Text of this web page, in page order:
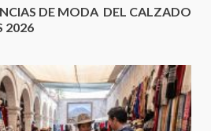
DE MODA DEL CALZADO
2026